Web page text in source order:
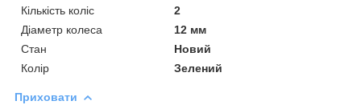
Кількість коліс
2
Діаметр колеса
12 мм
Стан
Новий
Колір
Зелений
Приховати